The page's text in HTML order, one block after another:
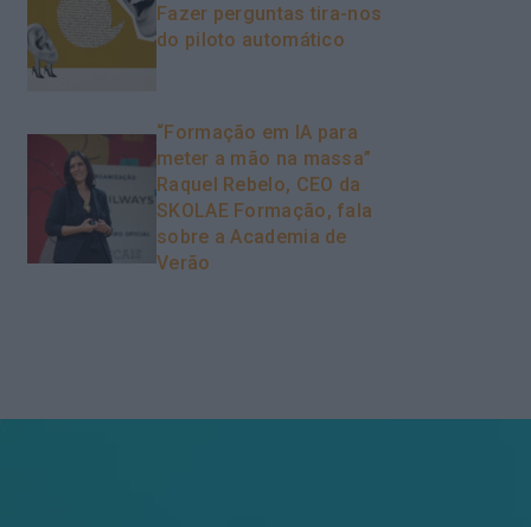
Fazer perguntas tira-nos
do piloto automático
“Formação em IA para
meter a mão na massa”
Raquel Rebelo, CEO da
SKOLAE Formação, fala
sobre a Academia de
Verão